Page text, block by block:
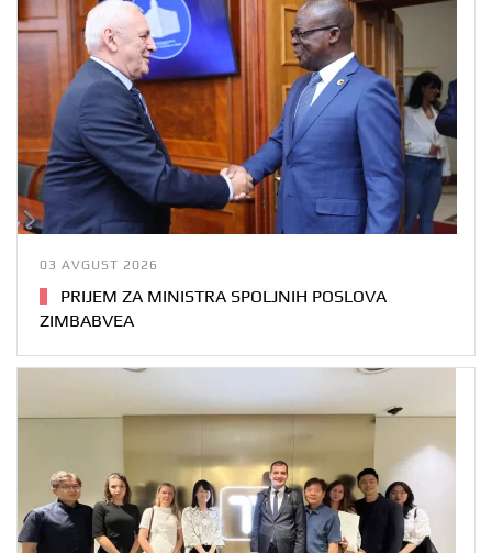
03 AVGUST 2026
PRIJEM ZA MINISTRA SPOLJNIH POSLOVA
ZIMBABVEA